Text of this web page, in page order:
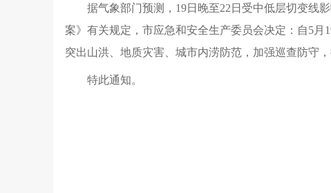
据气象部门预测，19日晚至22日受中低层切变线
案》有关规定，市应急和安全生产委员会决定：自5
突出山洪、地质灾害、城市内涝防范，加强巡查防
特此通知。